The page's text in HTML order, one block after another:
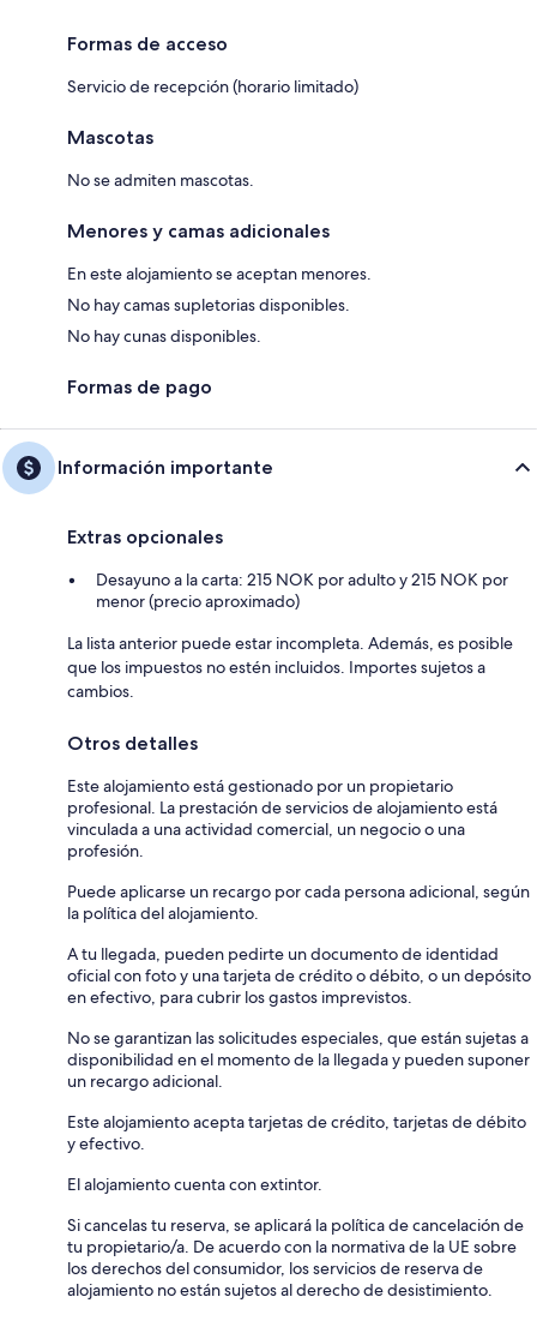
Formas de acceso
Servicio de recepción (horario limitado)
Mascotas
No se admiten mascotas.
Menores y camas adicionales
En este alojamiento se aceptan menores.
No hay camas supletorias disponibles.
No hay cunas disponibles.
Formas de pago
Información importante
Extras opcionales
Desayuno a la carta: 215 NOK por adulto y 215 NOK por
menor (precio aproximado)
La lista anterior puede estar incompleta. Además, es posible
que los impuestos no estén incluidos. Importes sujetos a
cambios.
Otros detalles
Este alojamiento está gestionado por un propietario
profesional. La prestación de servicios de alojamiento está
vinculada a una actividad comercial, un negocio o una
profesión.
Puede aplicarse un recargo por cada persona adicional, según
la política del alojamiento.
A tu llegada, pueden pedirte un documento de identidad
oficial con foto y una tarjeta de crédito o débito, o un depósito
en efectivo, para cubrir los gastos imprevistos.
No se garantizan las solicitudes especiales, que están sujetas a
disponibilidad en el momento de la llegada y pueden suponer
un recargo adicional.
Este alojamiento acepta tarjetas de crédito, tarjetas de débito
y efectivo.
El alojamiento cuenta con extintor.
Si cancelas tu reserva, se aplicará la política de cancelación de
tu propietario/a. De acuerdo con la normativa de la UE sobre
los derechos del consumidor, los servicios de reserva de
alojamiento no están sujetos al derecho de desistimiento.